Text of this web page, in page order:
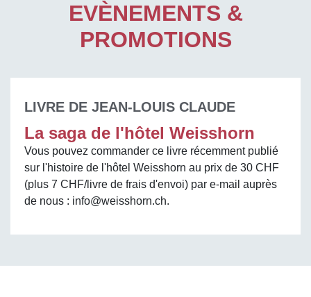
EVÈNEMENTS &
PROMOTIONS
LIVRE DE JEAN-LOUIS CLAUDE
La saga de l'hôtel Weisshorn
Vous pouvez commander ce livre récemment publié
sur l'histoire de l'hôtel Weisshorn au prix de 30 CHF
(plus 7 CHF/livre de frais d'envoi) par e-mail auprès
de nous : info@weisshorn.ch.